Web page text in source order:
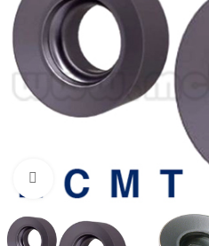
Click to enlarge